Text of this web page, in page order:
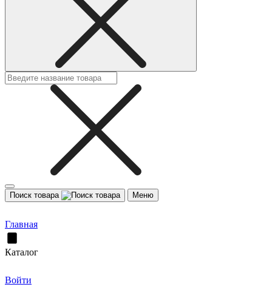
Поиск товара Меню
Главная
Каталог
Войти